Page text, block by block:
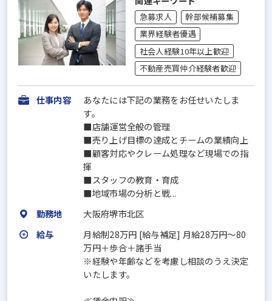
急募求人
幹部候補募集
業界経験者優遇
社会人経験10年以上歓迎
不動産売買仲介経験者歓迎
仕事内容
あなたには下記の業務をお任せいたしま
す。
■店舗運営全般の管理
■売り上げ目標の達成とチームの業績向上
■顧客対応やクレーム処理など現場での指
揮
■スタッフの教育・育成
■地域市場の分析と戦...
勤務地
大阪府堺市北区
給与
月給制28万円 [給与補足] 月給28万円～80
万円＋歩合＋諸手当
※経験や年齢などを考慮し相談のうえ決定
いたします。